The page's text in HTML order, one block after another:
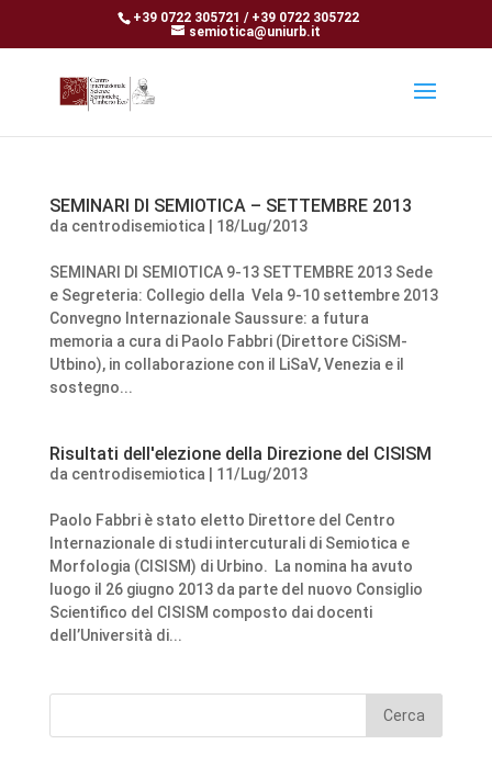
+39 0722 305721 / +39 0722 305722
semiotica@uniurb.it
SEMINARI DI SEMIOTICA – SETTEMBRE 2013
da centrodisemiotica 18/Lug/2013
SEMINARI DI SEMIOTICA 9-13 SETTEMBRE 2013 Sede
e Segreteria: Collegio della Vela 9-10 settembre 2013
Convegno Internazionale Saussure: a futura
memoria a cura di Paolo Fabbri (Direttore CiSiSM-
Utbino), in collaborazione con il LiSaV, Venezia e il
sostegno...
Risultati dell'elezione della Direzione del CISISM
da centrodisemiotica 11/Lug/2013
Paolo Fabbri è stato eletto Direttore del Centro
Internazionale di studi intercuturali di Semiotica e
Morfologia (CISISM) di Urbino. La nomina ha avuto
luogo il 26 giugno 2013 da parte del nuovo Consiglio
Scientifico del CISISM composto dai docenti
dell’Università di...